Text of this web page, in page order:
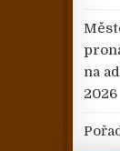
na
2026